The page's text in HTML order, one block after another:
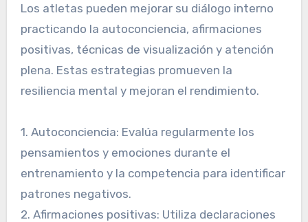
Los atletas pueden mejorar su diálogo interno
practicando la autoconciencia, afirmaciones
positivas, técnicas de visualización y atención
plena. Estas estrategias promueven la
resiliencia mental y mejoran el rendimiento.
1. Autoconciencia: Evalúa regularmente los
pensamientos y emociones durante el
entrenamiento y la competencia para identificar
patrones negativos.
2. Afirmaciones positivas: Utiliza declaraciones